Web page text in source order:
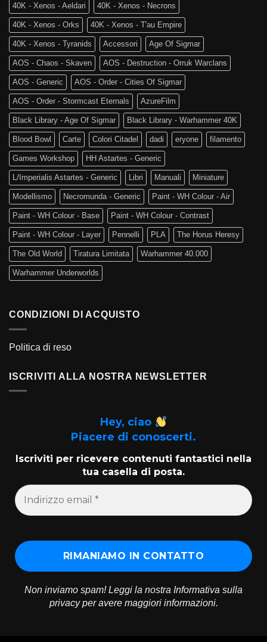
40K - Xenos - Aeldari 40K - Xenos - Necrons
40K - Xenos - Orks 40K - Xenos - T'au Empire
40K - Xenos - Tyranids Accessori Age Of Sigmar
AOS - Chaos - Skaven AOS - Destruction - Orruk Warclans
AOS - Generic AOS - Order - Cities Of Sigmar
AOS - Order - Stormcast Eternals AzureFilm
Black Library - Age Of Sigmar Black Library - Warhammer 40K
Blood Bowl Carte Colori Citadel dadi eryone filamento
Games Workshop HH Astartes - Generic
L/Imperialis Astartes - Generic Libri Manuali Miniature
Modellismo Necromunda - Generic Paint - WH Colour - Air
Paint - WH Colour - Base Paint - WH Colour - Contrast
Paint - WH Colour - Layer Pennelli PLA The Horus Heresy
The Old World Tiratura Limitata Warhammer 40.000
Warhammer Underworlds
CONDIZIONI DI ACQUISTO
Politica di reso
ISCRIVITI ALLA NOSTRA NEWSLETTER
Hey, ciao
Piacere di conoscerti.
Iscriviti per ricevere contenuti fantastici nella
tua casella di posta.
Non inviamo spam! Leggi la nostra Informativa sulla
privacyper avere maggiori informazioni.